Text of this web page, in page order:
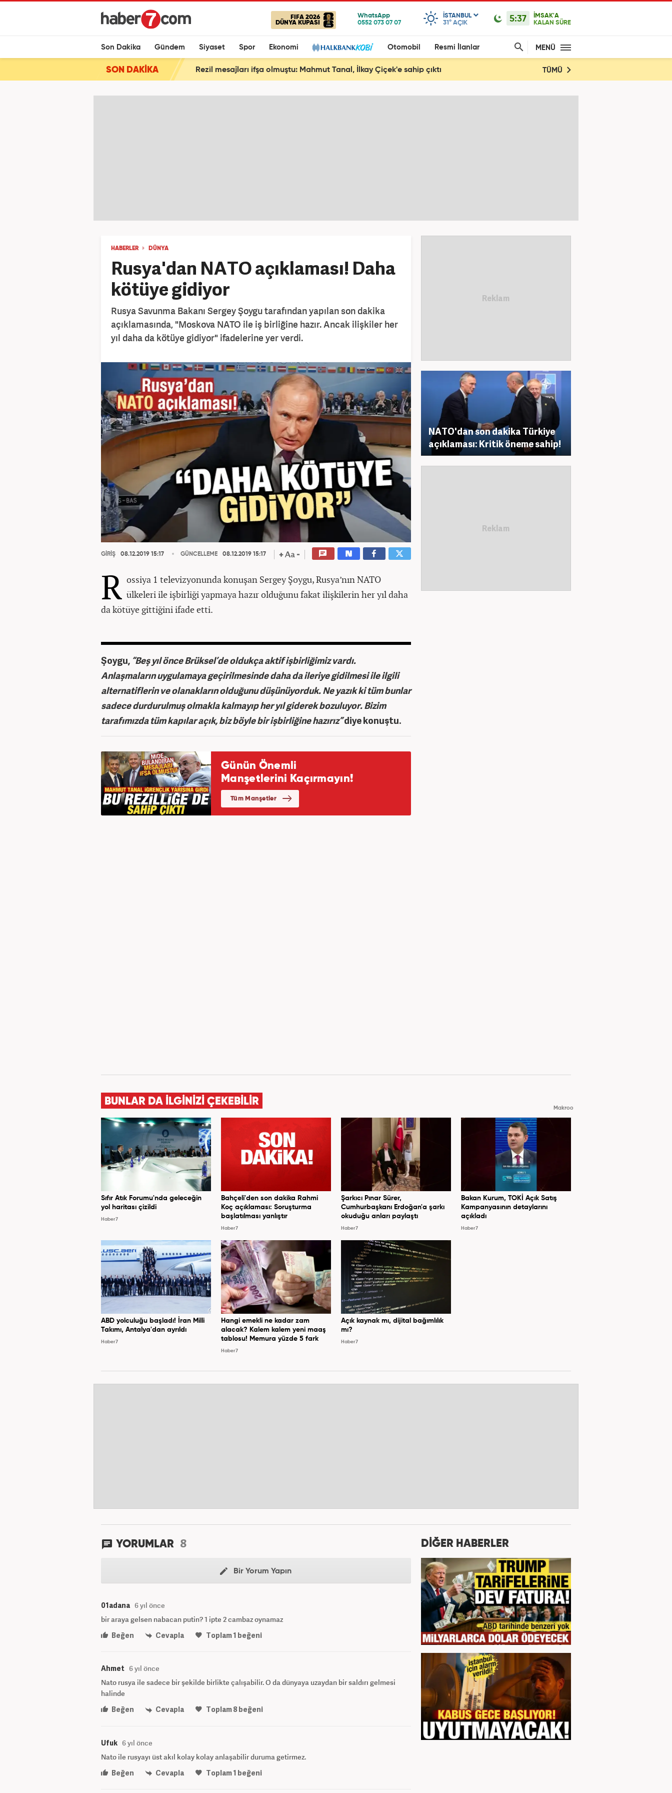
FIFA 2026
DÜNYA KUPASI
ISTANBUL
31° AÇIK 5:37
İMSAK'A
KALAN SÜRE
Son Dakika Gündem Siyaset Spor Ekonomi Otomobil Resmi İlanlar MENÜ
SON DAKİKA Rezil mesajları ifşa olmuştu: Mahmut Tanal, İlkay Çiçek'e sahip çıktı TÜMÜ
HABERLER DÜNYA
Rusya'dan NATO açıklaması! Daha
kötüye gidiyor
Rusya Savunma Bakanı Sergey Şoygu tarafından yapılan son dakika
açıklamasında, "Moskova NATO ile iş birliğine hazır. Ancak ilişkiler her
yıl daha da kötüye gidiyor" ifadelerine yer verdi.
GİRİŞ 08.12.2019 15:17 GÜNCELLEME 08.12.2019 15:17
R ossiya 1 televizyonunda konuşan Sergey Şoygu, Rusya’nın NATO
ülkeleri ile işbirliği yapmaya hazır olduğunu fakat ilişkilerin her yıl daha
da kötüye gittiğini ifade etti.
Şoygu, “Beş yıl önce Brüksel’de oldukça aktif işbirliğimiz vardı.
Anlaşmaların uygulamaya geçirilmesinde daha da ileriye gidilmesi ile ilgili
alternatiflerin ve olanakların olduğunu düşünüyorduk. Ne yazık ki tüm bunlar
sadece durdurulmuş olmakla kalmayıp her yıl giderek bozuluyor. Bizim
tarafımızda tüm kapılar açık, biz böyle bir işbirliğine hazırız”diye konuştu.
NATO'dan son dakika Türkiye
açıklaması: Kritik öneme sahip!
BUNLAR DA İLGİNİZİ ÇEKEBİLİR
Makroo
Sıfır Atık Forumu'nda geleceğin
yol haritası çizildi
Haber7
Bahçeli'den son dakika Rahmi
Koç açıklaması: Soruşturma
başlatılması yanlıştır
Haber7
Şarkıcı Pınar Sürer,
Cumhurbaşkanı Erdoğan'a şarkı
okuduğu anları paylaştı
Haber7
Bakan Kurum, TOKİ Açık Satış
Kampanyasının detaylarını
açıkladı
Haber7
ABD yolculuğu başladı! İran Milli
Takımı, Antalya'dan ayrıldı
Haber7
Hangi emekli ne kadar zam
alacak? Kalem kalem yeni maaş
tablosu! Memura yüzde 5 fark
Haber7
Açık kaynak mı, dijital bağımlılık
mı?
Haber7
YORUMLAR 8
Bir Yorum Yapın
01adana 6 yıl önce
bir araya gelsen nabacan putin? 1 ipte 2 cambaz oynamaz
Beğen
Cevapla Toplam1 beğeni
Ahmet 6 yıl önce
Nato rusya ile sadece bir şekilde birlikte çalışabilir. O da dünyaya uzaydan bir saldırı gelmesi
halinde
Beğen
Cevapla Toplam8beğeni
Ufuk 6 yıl önce
Nato ile rusyayı üst akıl kolay kolay anlaşabilir duruma getirmez.
Beğen
Cevapla Toplam1 beğeni
DİĞER HABERLER